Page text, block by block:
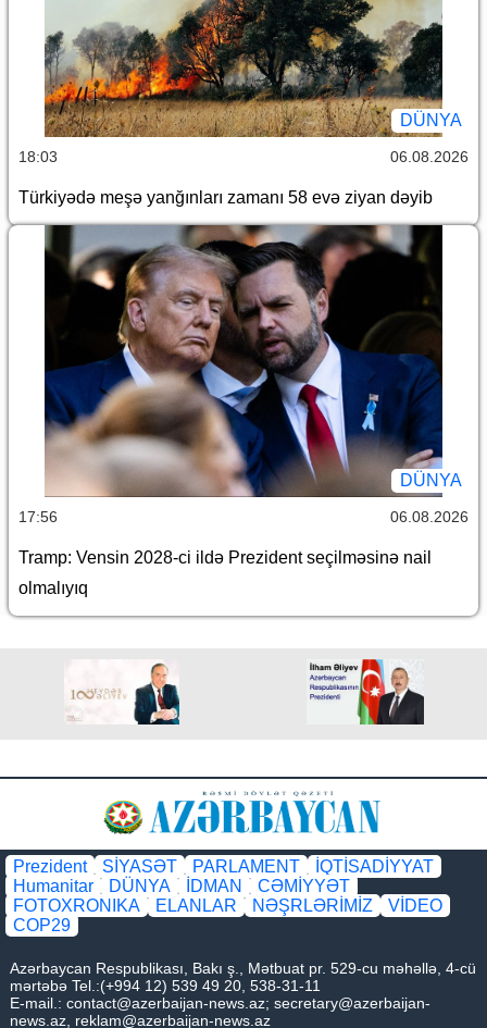
DÜNYA
18:03 06.08.2026
Türkiyədə meşə yanğınları zamanı 58 evə ziyan dəyib
DÜNYA
17:56 06.08.2026
Tramp: Vensin 2028-ci ildə Prezident seçilməsinə nail
olmalıyıq
Prezident SİYASƏT PARLAMENT
İQTİSADİYYAT
Humanitar
DÜNYA İDMAN
CƏMİYYƏT
FOTOXRONIKA
ELANLAR NƏŞRLƏRİMİZ
VİDEO
COP29
Azərbaycan Respublikası, Bakı ş., Mətbuat pr. 529-cu məhəllə, 4-cü
mərtəbə Tel.:(+994 12) 539 49 20, 538-31-11
E-mail.: contact@azerbaijan-news.az; secretary@azerbaijan-
news.az reklam@azerbaijan-news.az